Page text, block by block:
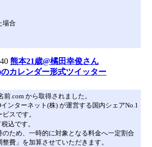
場合
熊本21歳@橘田幸俊さん
カレンダー形式ツイッター
前.com から取得されました。
ンターネット(株) が運営する国内シェアNo.1
スです。
込です。
ため、一時的に対象となる料金へ一定割合
費」を加算させていただきます。